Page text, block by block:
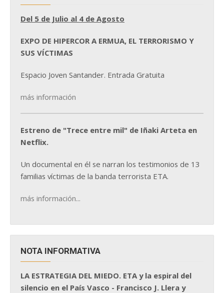
Del 5 de Julio al 4 de Agosto
EXPO DE HIPERCOR A ERMUA, EL TERRORISMO Y
SUS VÍCTIMAS
Espacio Joven Santander. Entrada Gratuita
más información
Estreno de "Trece entre mil" de Iñaki Arteta en
Netflix.
Un documental en él se narran los testimonios de 13
familias víctimas de la banda terrorista ETA.
más información...
NOTA INFORMATIVA
LA ESTRATEGIA DEL MIEDO. ETA y la espiral del
silencio en el País Vasco - Francisco J. Llera y